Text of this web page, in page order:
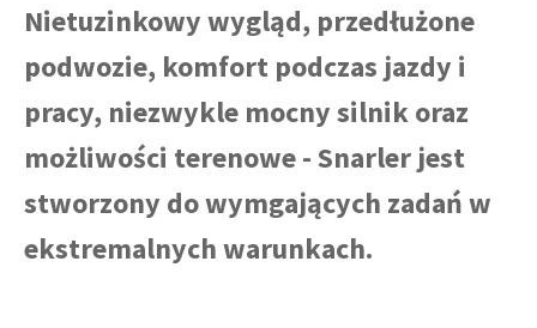
Nietuzinkowy wygląd, przedłużone
podwozie, komfort podczas jazdy i
pracy, niezwykle mocny silnik oraz
możliwości terenowe - Snarler jest
stworzony do wymgających zadań w
ekstremalnych warunkach.